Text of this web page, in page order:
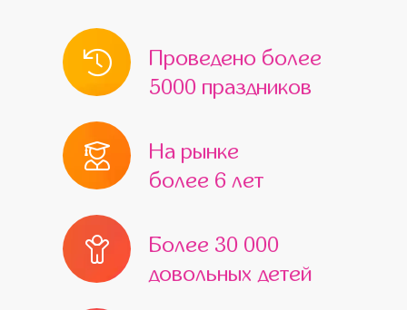
Проведено более
5000 праздников
На рынке
более 6 лет
Более 30 000
довольных детей